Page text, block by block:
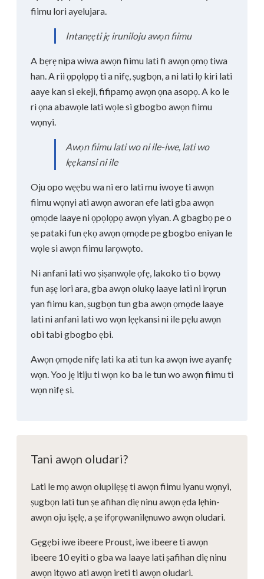
fiimu lori ayelujara.
Intanẹẹti jẹ iruniloju awọn fiimu
A bẹrẹ nipa wiwa awọn fiimu lati fi awọn ọmọ tiwa
han. A rii ọpọlọpọ ti a nifẹ, ṣugbọn, a ni lati lọ kiri lati
aaye kan si ekeji, fifipamọ awọn ọna asopọ. A ko le
ri ọna abawọle lati wọle si gbogbo awọn fiimu
wọnyi.
Awọn fiimu lati wo ni ile-iwe, lati wo
lẹẹkansi ni ile
Oju opo wẹẹbu wa ni ero lati mu iwoye ti awọn
fiimu wọnyi ati awọn aworan efe lati gba awọn
ọmọde laaye ni ọpọlọpọ awọn yiyan. A gbagbọ pe o
ṣe pataki fun ẹkọ awọn ọmọde pe gbogbo eniyan le
wọle si awọn fiimu larọwọto.
Ni anfani lati wo ṣiṣanwọle ọfẹ, lakoko ti o bọwọ
fun aṣẹ lori ara, gba awọn olukọ laaye lati ni irọrun
yan fiimu kan, ṣugbọn tun gba awọn ọmọde laaye
lati ni anfani lati wo wọn lẹẹkansi ni ile pẹlu awọn
obi tabi gbogbo ẹbi.
Awọn ọmọde nifẹ lati ka ati tun ka awọn iwe ayanfẹ
wọn. Yoo jẹ itiju ti wọn ko ba le tun wo awọn fiimu ti
wọn nifẹ si.
Tani awọn oludari?
Lati le mọ awọn olupilẹṣẹ ti awọn fiimu iyanu wọnyi,
ṣugbọn lati tun ṣe afihan diẹ ninu awọn ẹda lẹhin-
awọn oju iṣẹlẹ, a ṣe ifọrọwanilẹnuwo awọn oludari.
Gẹgẹbi iwe ibeere Proust, iwe ibeere ti awọn
ibeere 10 eyiti o gba wa laaye lati ṣafihan diẹ ninu
awọn itọwo ati awọn ireti ti awọn oludari.